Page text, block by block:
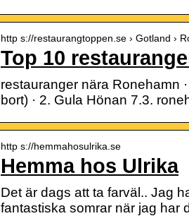
http s://restaurangtoppen.se › Gotland ›
Top 10
restauranger nära Ronehamn
bort) · 2. Gula Hönan 7.3.
http s://hemmahosulrika.se
Hemma hos Ulrika
Det är dags att ta farväl.. Jag
fantastiska somrar när jag har